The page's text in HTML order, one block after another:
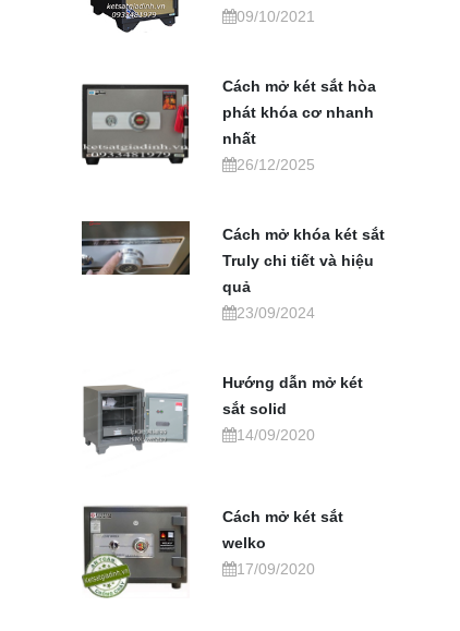
09/10/2021
Cách mở két sắt hòa
phát khóa cơ nhanh
nhất
26/12/2025
Cách mở khóa két sắt
Truly chi tiết và hiệu
quả
23/09/2024
Hướng dẫn mở két
sắt solid
14/09/2020
Cách mở két sắt
welko
17/09/2020